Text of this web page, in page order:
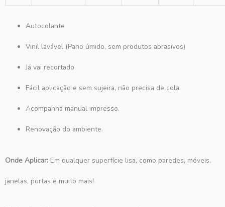
Autocolante
Vinil lavável (Pano úmido, sem produtos abrasivos)
Já vai recortado
Fácil aplicação e sem sujeira, não precisa de cola.
Acompanha manual impresso.
Renovação do ambiente.
Onde Aplicar: Em qualquer superfície lisa, como paredes, móveis,
janelas, portas e muito mais!